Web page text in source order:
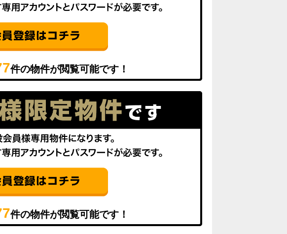
件の物件が閲覧可能です！
件の物件が閲覧可能です！